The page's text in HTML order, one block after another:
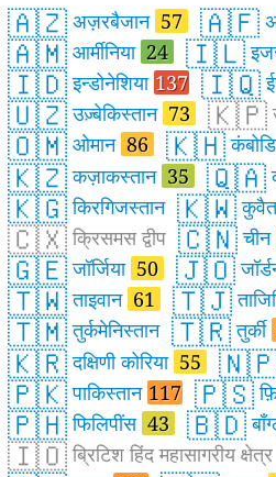
🇦🇿 अज़रबैजान 57 🇦🇫
🇦🇲 आर्मीनिया 24 🇮🇱
🇮🇩इन्डोनेशिया 137 🇮🇶
🇺🇿उज़्बेकिस्तान 73 🇰🇵
🇴🇲 ओमान 86 🇰🇭
🇰🇿कज़ाकस्तान 35 🇶🇦
🇰🇬किरगिजस्तान 🇰🇼
🇨🇽 क्रिसमस द्वीप 🇨🇳चीन
🇬🇪जॉर्जिया 50 🇯🇴
🇹🇼ताइवान 61 🇹🇯
🇹🇲तुर्कमेनिस्तान 🇹🇷तुर्की
🇰🇷दक्षिणी कोरिया 55
🇵🇰पाकिस्तान 117 🇵🇸
🇵🇭फिलिपींस 43 🇧🇩
🇮🇴 ब्रिटिश हिंद महासागरीय क्षेत्र